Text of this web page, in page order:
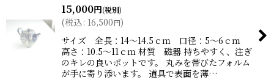
15,000円(税別)
(税込: 16,500円)
サイズ 全長：14〜14.5ｃｍ 口径：5〜6ｃｍ
高さ：10.5〜11ｃｍ 材質 磁器 持ちやすく、注ぎ
のキレの良いポットです。 丸みを帯びたフォルム
が手に寄り添います。 道具で表面を薄…